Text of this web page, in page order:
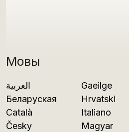
Мовы
العربية
Беларуская
Català
Česky
Gaeilge
Hrvatski
Italiano
Magyar